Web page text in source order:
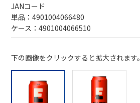
JANコード
単品：4901004066480
ケース：4901004066510
下の画像をクリックすると拡大されます。